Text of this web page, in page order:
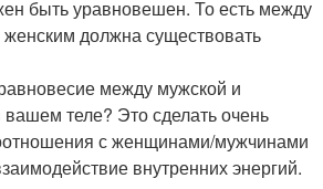
быть уравновешен. То есть между
должна существовать
между мужской и
теле? Это сделать очень
с женщинами/мужчинами
внутренних энергий.